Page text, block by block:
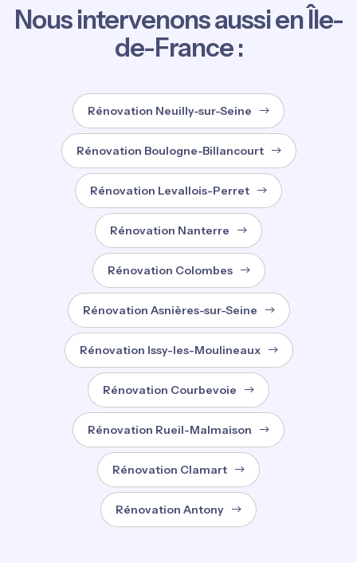
Nous intervenons aussi en Île-
de-France :
Rénovation Neuilly-sur-Seine
Rénovation Boulogne-Billancourt
Rénovation Levallois-Perret
Rénovation Nanterre
Rénovation Colombes
Rénovation Asnières-sur-Seine
Rénovation Issy-les-Moulineaux
Rénovation Courbevoie
Rénovation Rueil-Malmaison
Rénovation Clamart
Rénovation Antony